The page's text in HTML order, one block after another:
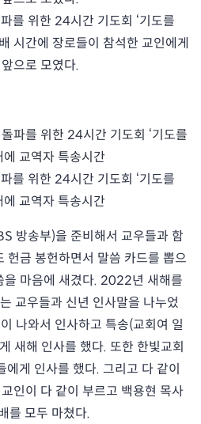
를 위한 24시간 기도회 ‘기도를
시간에 장로들이 참석한 교인에게
으로 모였다.
를 위한 24시간 기도회 ‘기도를
교역자 특송시간
방송부)을 준비해서 교우들과 함
헌금 봉헌하면서 말씀 카드를 뽑으
을 마음에 새겼다. 2022년 새해를
교우들과 신년 인사말을 나누었
나와서 인사하고 특송(교회여 일
새해 인사를 했다. 또한 한빛교회
게 인사를 했다. 그리고 다 같이
인이 다 같이 부르고 백용현 목사
를 모두 마쳤다.